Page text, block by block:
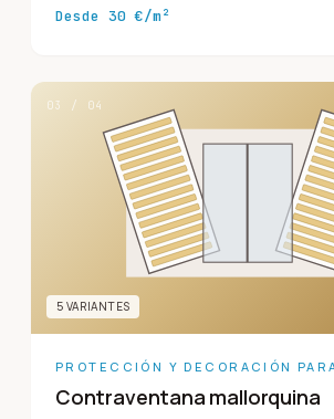
Desde 30 €/m²
03 / 04
5 VARIANTES
PROTECCIÓN Y DECORACIÓN
Contraventana mallorquina